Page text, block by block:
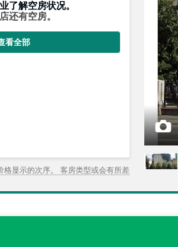
了解空房状况。
还有空房。
看全部
格显示的次序。 客房类型或会有所差